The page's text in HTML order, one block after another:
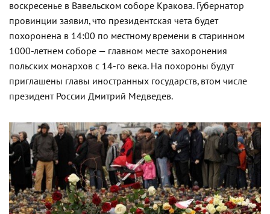
воскресенье в Вавельском соборе Кракова. Губернатор
провинции заявил, что президентская чета будет
похоронена в 14:00 по местному времени в старинном
1000-летнем соборе — главном месте захоронения
польских монархов с 14-го века. На похороны будут
приглашены главы иностранных государств, втом числе
президент России Дмитрий Медведев.